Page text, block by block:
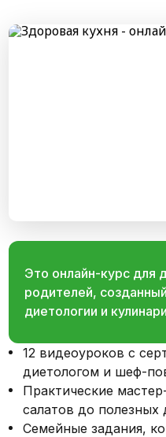
Это онлайн-курс для
родителей,
диетологии и
12 видеоуроков с
диетологом и шеф-
Практические
салатов до полезных
Семейные задания,